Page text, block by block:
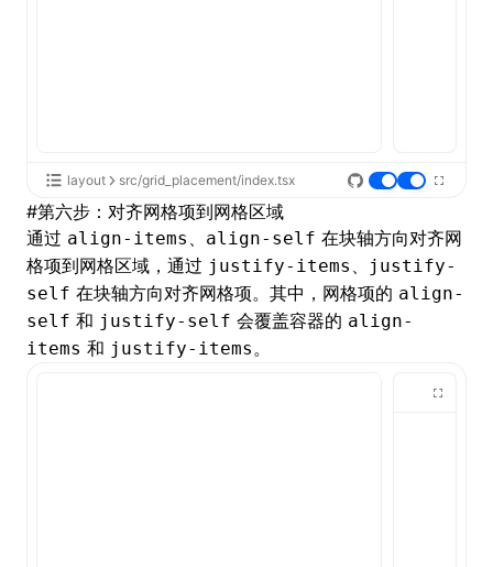
layout src/grid_placement/index.tsx
#第六步：对齐网格项到网格区域
通过 align-items 、 align-self 在块轴方向对齐网
格项到网格区域，通过 justify-items 、
justify-
self 在块轴方向对齐网格项。其中，网格项的 align-
self 和 justify-self 会覆盖容器的 align-
items 和 justify-items。